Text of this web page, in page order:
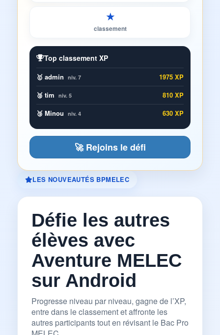
★
classement
Top classement XP
🥇 admin niv. 7
1975 XP
🥈 tim niv. 5
810 XP
🥉 Minou niv. 4 630 XP
🚀 Rejoins le défi
LES NOUVEAUTÉS BPMELEC
Défie les autres
élèves avec
Aventure MELEC
sur Android
Progresse niveau par niveau, gagne de l’XP,
entre dans le classement et affronte les
autres participants tout en révisant le Bac Pro